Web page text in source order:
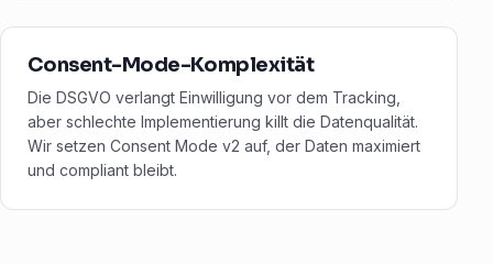
Consent-Mode-Komplexität
Die DSGVO verlangt Einwilligung vor dem Tracking,
aber schlechte Implementierung killt die Datenqualität.
Wir setzen Consent Mode v2 auf, der Daten maximiert
und compliant bleibt.